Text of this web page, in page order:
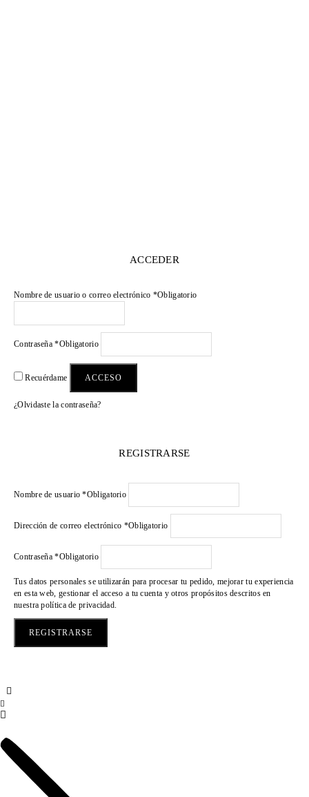
ACCEDER
Nombre de usuario o correo electrónico *Obligatorio
Contraseña*Obligatorio
Recuérdame ACCESO
¿Olvidaste la contraseña?
REGISTRARSE
Nombre de usuario*Obligatorio
Dirección de correo electrónico *Obligatorio
Contraseña*Obligatorio
Tus datos personales se utilizarán para procesar tu pedido, mejorar tu experiencia
en esta web, gestionar el acceso a tu cuenta y otros propósitos descritos en
nuestrapolítica de privacidad
REGISTRARSE